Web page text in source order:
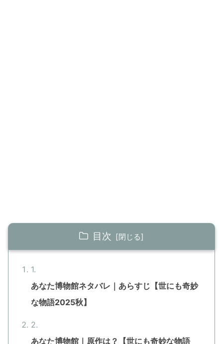
目次
あなた博物館ネタバレ｜あらすじ【世にも奇妙
な物語2025秋】
あなた博物館｜原作は？【世にも奇妙な物語